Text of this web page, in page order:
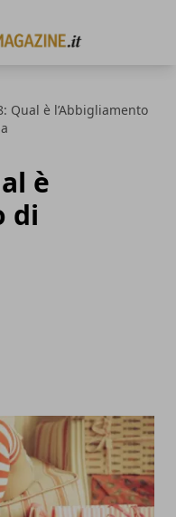
Qual è l’Abbigliamento
è
di